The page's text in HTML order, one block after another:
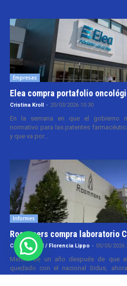
Empresas
Elea compra portafolio
Cristina Kroll - 20/03/2026 10:30
En la semana en que el gobierno
normativo para las patentes
y que va por...
Informes
Roemmers compra laboratorio
Cristina Kroll / Florencia Lippo - 05/05/2026
Menos de un año después de que
quedado con el nacional Sidus,
holding....